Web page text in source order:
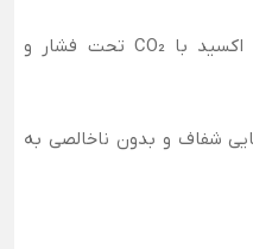
واکنش پروپیلن اکسید با CO₂ تحت فشار و
شفاف و بدون ناخالصی به